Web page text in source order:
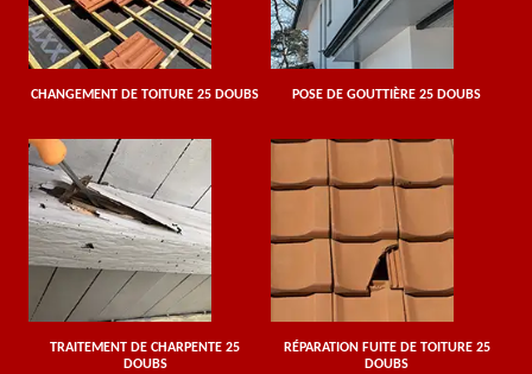
CHANGEMENT DE TOITURE 25 DOUBS POSE DE GOUTTIÈRE 25 DOUBS
TRAITEMENT DE CHARPENTE 25
DOUBS
RÉPARATION FUITE DE TOITURE 25
DOUBS